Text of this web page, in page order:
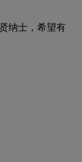
纳士，希望有